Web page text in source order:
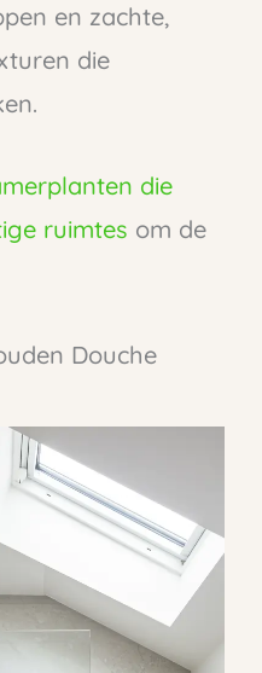
en zachte,
die
die
ruimtes om de
Douche